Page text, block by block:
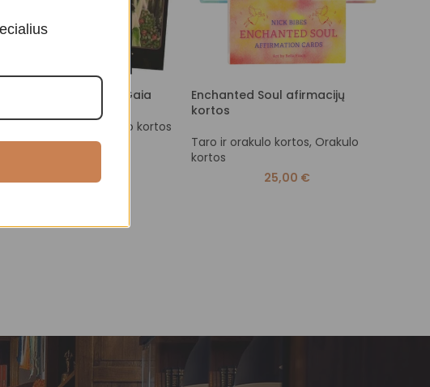
kortos Dreams of Gaia
Taro kortos
49,00€
Enchanted Soul afirmacijų
kortos
Taro ir orakulo kortos, Orakulo
kortos
25,00 €